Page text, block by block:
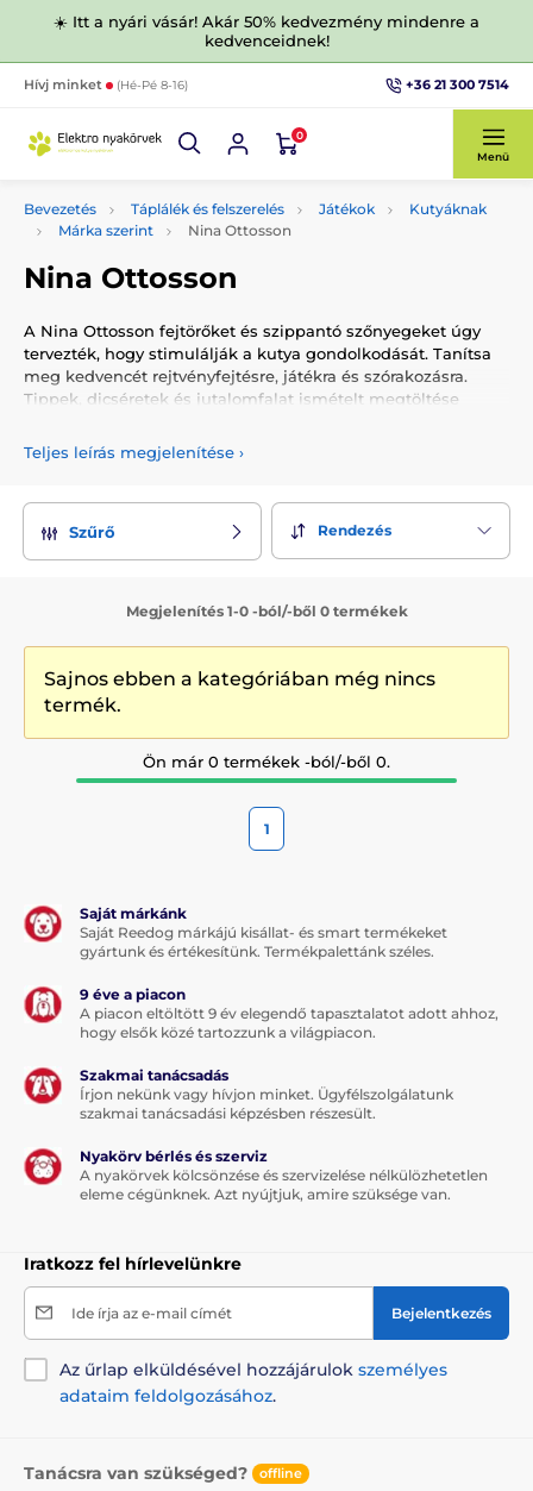
☀️ Itt a nyári vásár! Akár 50% kedvezmény mindenre a
kedvenceidnek!
Hívj minket (Hé-Pé 8-16) +36 21 300 7514
0
Menü
Bevezetés Táplálék és felszerelés Játékok
Kutyáknak
Márka szerint
Nina Ottosson
Nina Ottosson
A Nina Ottosson fejtörőket és szippantó szőnyegeket úgy
tervezték, hogy stimulálják a kutya gondolkodását. Tanítsa
meg kedvencét rejtvényfejtésre, játékra és szórakozásra.
Tippek, dicséretek és jutalomfalat ismételt megtöltése
Teljes leírás megjelenítése ›
Szűrő Rendezés
Megjelenítés 1-0 -ból/-ből 0 termékek
Sajnos ebben a kategóriában még nincs
termék.
Ön már 0 termékek -ból/-ből 0.
1
Saját márkánk
Saját Reedog márkájú kisállat- és smart termékeket
gyártunk és értékesítünk. Termékpalettánk széles.
9 éve a piacon
A piacon eltöltött 9 év elegendő tapasztalatot adott ahhoz,
hogy elsők közé tartozzunk a világpiacon.
Szakmai tanácsadás
Írjon nekünk vagy hívjon minket. Ügyfélszolgálatunk
szakmai tanácsadási képzésben részesült.
Nyakörv bérlés és szerviz
A nyakörvek kölcsönzése és szervizelése nélkülözhetetlen
eleme cégünknek. Azt nyújtjuk, amire szüksége van.
Iratkozz fel hírlevelünkre
Ide írja az e-mail címét Bejelentkezés
Az űrlap elküldésével hozzájárulok személyes
adataim feldolgozásához.
Tanácsra van szükséged? offline